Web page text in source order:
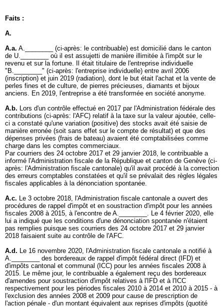
Faits :
A.
A.a. A.________ (ci-après: le contribuable) est domicilié dans le canton
de U.________ où il est assujetti de manière illimitée à l'impôt sur le
revenu et sur la fortune. Il était titulaire de l'entreprise individuelle
"B.________" (ci-après: l'entreprise individuelle) entre avril 2006
(inscription) et juin 2019 (radiation), dont le but était l'achat et la vente de
perles fines et de culture, de pierres précieuses, diamants et bijoux
anciens. En 2019, l'entreprise a été transformée en société anonyme.
A.b. Lors d'un contrôle effectué en 2017 par l'Administration fédérale des
contributions (ci-après: l'AFC) relatif à la taxe sur la valeur ajoutée, celle-
ci a constaté qu'une variation (positive) des stocks avait été saisie de
manière erronée (soit sans effet sur le compte de résultat) et que des
dépenses privées (frais de bateau) avaient été comptabilisées comme
charge dans les comptes commerciaux.
Par courriers des 24 octobre 2017 et 29 janvier 2018, le contribuable a
informé l'Administration fiscale de la République et canton de Genève (ci-
après: l'Administration fiscale cantonale) qu'il avait procédé à la correction
des erreurs comptables constatées et qu'il se prévalait des règles légales
fiscales applicables à la dénonciation spontanée.
A.c. Le 3 octobre 2018, l'Administration fiscale cantonale a ouvert des
procédures de rappel d'impôt et en soustraction d'impôt pour les années
fiscales 2008 à 2015, à l'encontre de A.________. Le 4 février 2020, elle
lui a indiqué que les conditions d'une dénonciation spontanée n'étaient
pas remplies puisque ses courriers des 24 octobre 2017 et 29 janvier
2018 faisaient suite au contrôle de l'AFC.
A.d. Le 16 novembre 2020, l'Administration fiscale cantonale a notifié à
A.________ des bordereaux de rappel d'impôt fédéral direct (IFD) et
d'impôts cantonal et communal (ICC) pour les années fiscales 2008 à
2015. Le même jour, le contribuable a également reçu des bordereaux
d'amendes pour soustraction d'impôt relatives à l'IFD et à l'ICC
respectivement pour les périodes fiscales 2010 à 2014 et 2010 à 2015 - à
l'exclusion des années 2008 et 2009 pour cause de prescription de
l'action pénale - d'un montant équivalent aux reprises d'impôts (quotité